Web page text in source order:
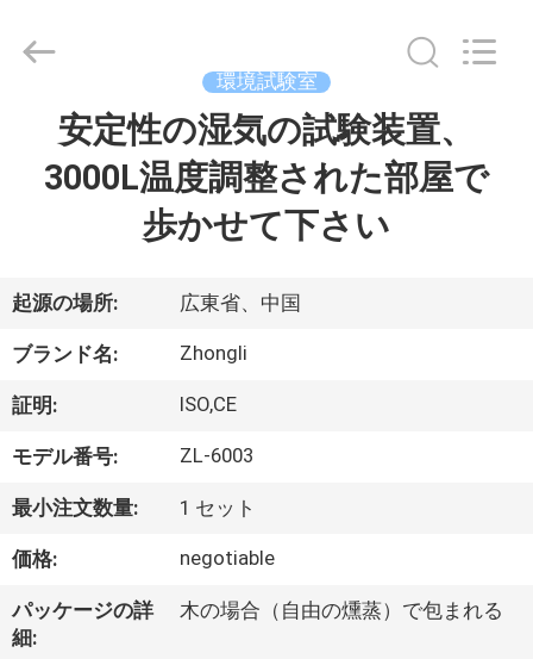
ダ
ク
ト
ビ
オ
Dongguan
Zhongli
Reserved.
環境試験室
安定性の湿気の試験装置、
3000L温度調整された部屋で
歩かせて下さい
起源の場所: 広東省、中国
ブランド名: Zhongli
証明: ISO,CE
モデル番号: ZL-6003
最小注文数量: 1 セット
価格: negotiable
パッケージの詳
細:
木の場合（自由の燻蒸）で包まれる